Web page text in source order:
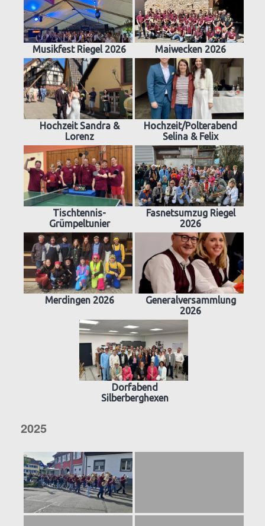
Musikfest Riegel 2026 Maiwecken 2026
Hochzeit Sandra &
Lorenz
Hochzeit/Polterabend
Selina & Felix
Tischtennis-
Grümpeltunier
Fasnetsumzug Riegel
2026
Merdingen 2026
Generalversammlung
2026
Dorfabend
Silberberghexen
2025